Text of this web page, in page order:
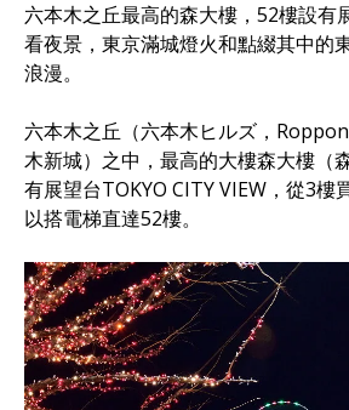
六本木之丘最高的森大樓，52樓設有
看夜景，東京滿城燈火和點綴其中的
浪漫。
六本木之丘（六本木ヒルズ，
木新城）之中，最高的大樓森大樓（
有展望台TOKYO CITY VIEW，從3樓
以搭電梯直達52樓。